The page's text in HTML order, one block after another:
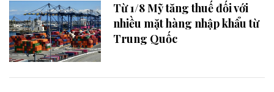
Từ 1/8 Mỹ tăng thuế đối với
nhiều mặt hàng nhập khẩu từ
Trung Quốc